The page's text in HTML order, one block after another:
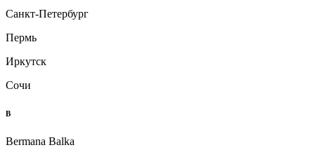
Санкт-Петербург
Пермь
Иркутск
Сочи
B
Bermana Balka